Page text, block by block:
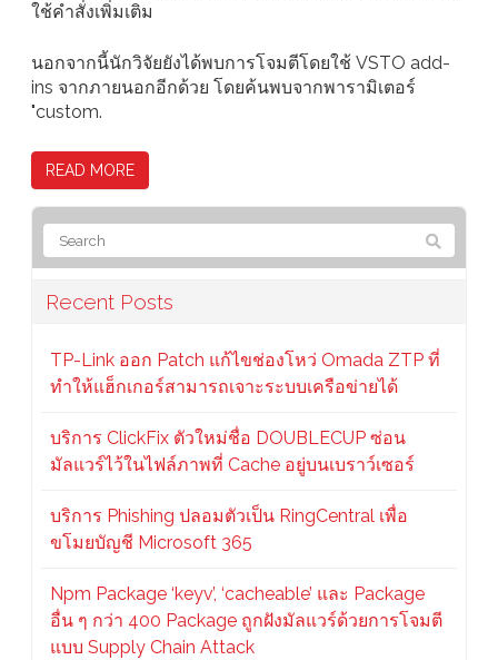
ใช้คำสั่งเพิ่มเติม
นอกจากนี้นักวิจัยยังได้พบการโจมตีโดยใช้ VSTO add-
ins จากภายนอกอีกด้วย โดยค้นพบจากพารามิเตอร์
"custom.
READ MORE
Recent Posts
TP-Link ออก Patch แก้ไขช่องโหว่ Omada ZTP ที่
ทำให้แฮ็กเกอร์สามารถเจาะระบบเครือข่ายได้
บริการ ClickFix ตัวใหม่ชื่อ DOUBLECUP ซ่อน
มัลแวร์ไว้ในไฟล์ภาพที่ Cache อยู่บนเบราว์เซอร์
บริการ Phishing ปลอมตัวเป็น RingCentral เพื่อ
ขโมยบัญชี Microsoft 365
Npm Package ‘keyv’, ‘cacheable’ และ Package
อื่น ๆ กว่า 400 Package ถูกฝังมัลแวร์ด้วยการโจมตี
แบบ Supply Chain Attack